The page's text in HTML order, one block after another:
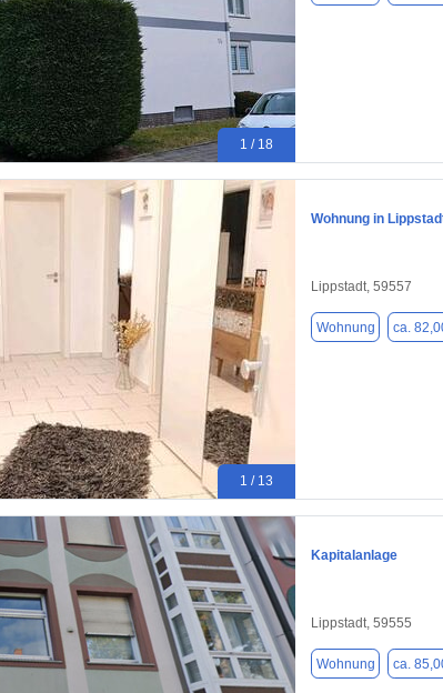
1 / 18
1 / 13
Wohnung in
Lippstadt, 59557
Wohnung ca.
Kapitalanlage
Lippstadt, 59555
Wohnung ca.